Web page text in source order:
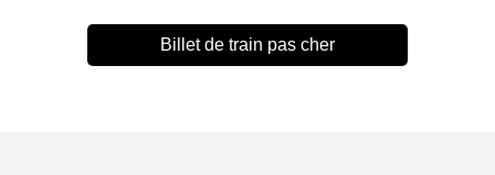
Billet de train pas cher